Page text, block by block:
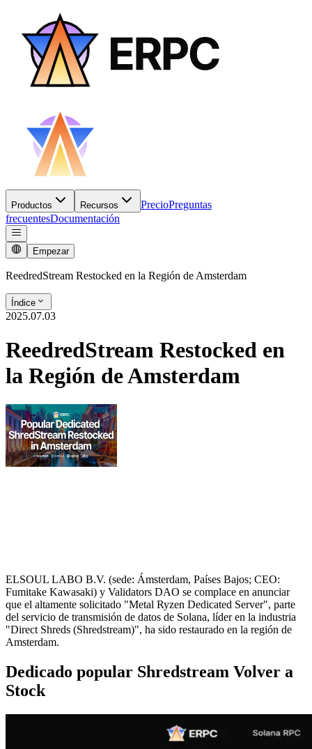
Productos Recursos PrecioPreguntas
frecuentesDocumentación
Empezar
ReedredStream Restocked en la Región de Amsterdam
Índice
2025.07.03
ReedredStream Restocked en
la Región de Amsterdam
ELSOUL LABO B.V. (sede: Ámsterdam, Países Bajos; CEO:
Fumitake Kawasaki) y Validators DAO se complace en anunciar
que el altamente solicitado "Metal Ryzen Dedicated Server", parte
del servicio de transmisión de datos de Solana, líder en la industria
"Direct Shreds (Shredstream)", ha sido restaurado en la región de
Amsterdam.
Dedicado popular Shredstream Volver a
Stock